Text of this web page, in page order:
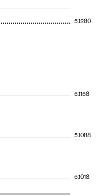
5.1018
5.1088
5.1158
5.1280